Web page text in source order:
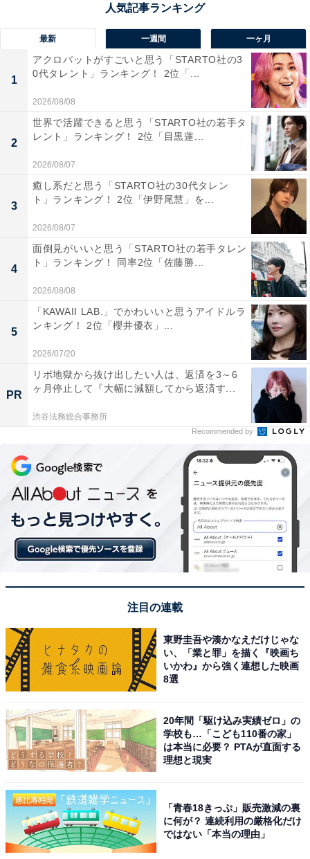
1位：北川景子／88票
View this post on Instagram
1位に選ばれたのは、北川景子さんです。
1986年生まれの北川さんは、2003年にデビュー。2025
年は映画『ナイトフラワー』やNHK連続テレビ小説『ば
けばけ』などに出演しています。北川さんといえば、非
の打ちどころがない美貌を誇る女性俳優。凛とした横顔
でも老若男女問わず多くのファンを虜にします。
っと見ていられる」（30代女性／埼玉県）、「北川景子
さんの横顔は顎のラインがすっきりしていて、目元から
鼻筋にかけてのバランスが非常に整っています。横顔で
男性／北海道）、「凛とした目元と直線的な鼻筋が横顔
で際立つから」（30代女性／秋田県）、「目鼻立ちがは
っきりしていて横向きの顔が映された場面でも綺麗な鼻
最新 一週間 一ヶ月
1
アクロバットがすごいと思う「STARTO社の3
0代タレント」ランキング！ 2位「...
2026/08/08
2
世界で活躍できると思う「STARTO社の若手タ
レント」ランキング！ 2位「目黒蓮...
2026/08/07
3
癒し系だと思う「STARTO社の30代タレン
ト」ランキング！ 2位「伊野尾慧」を...
2026/08/07
4
面倒見がいいと思う「STARTO社の若手タレン
ト」ランキング！ 同率2位「佐藤勝...
2026/08/08
5
「KAWAII LAB.」でかわいいと思うアイドルラ
ンキング！ 2位「櫻井優衣」...
2026/07/20
PR
リボ地獄から抜け出したい人は、返済を3～6
ヶ月停止して『大幅に減額してから返済す...
渋谷法務総合事務所
Recommended by
注目の連載
東野圭吾や湊かなえだけじゃな
い、「業と罪」を描く『映画ち
いかわ』から強く連想した映画
8選
20年間「駆け込み実績ゼロ」の
学校も…「こども110番の家」
は本当に必要？ PTAが直面する
理想と現実
「青春18きっぷ」販売激減の裏
に何が？ 連続利用の厳格化だけ
ではない「本当の理由」